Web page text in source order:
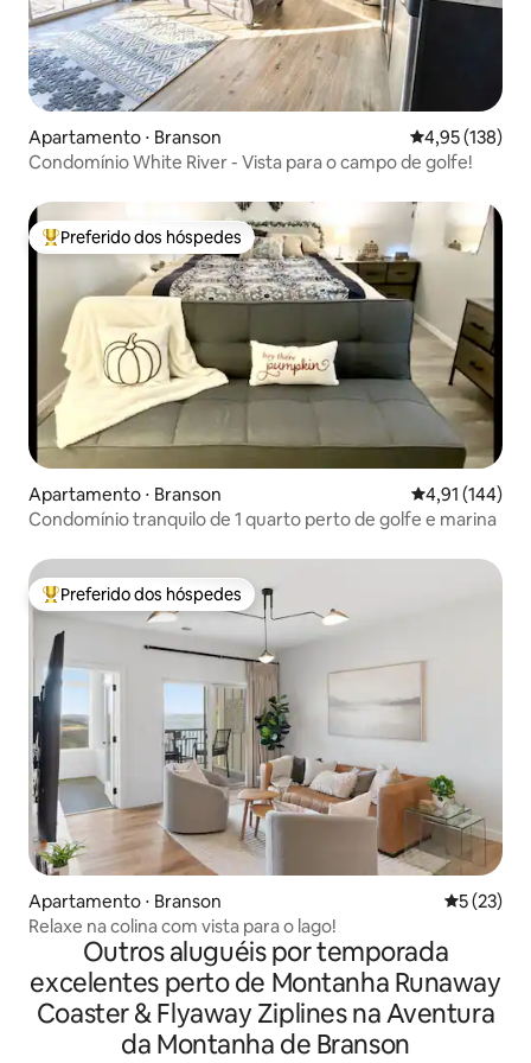
Apartamento ⋅ Branson 4,95 de uma
4,95 (138)
Condomínio White River - Vista para o campo de golfe!
Entre os melhores preferidos dos hóspedes
Preferido dos hóspedes
Apartamento ⋅ Branson 4,91 de uma
4,91 (144)
Condomínio tranquilo de 1 quarto perto de golfe e marina
Entre os melhores preferidos dos hóspedes
Preferido dos hóspedes
Apartamento ⋅ Branson 5 de uma
5 (23)
Relaxe na colina com vista para o lago!
Outros aluguéis por temporada
excelentes perto de Montanha Runaway
Coaster & Flyaway Ziplines na Aventura
da Montanha de Branson